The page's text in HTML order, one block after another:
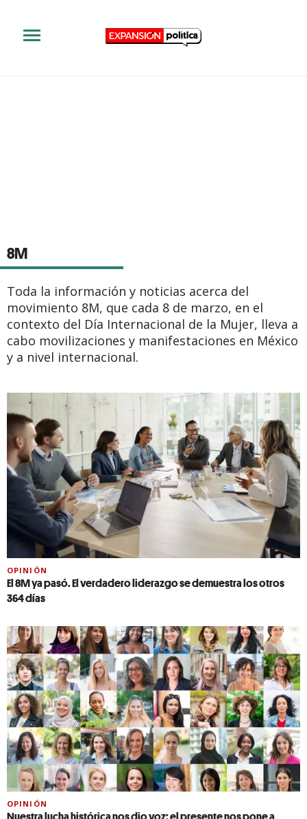
8M
Toda la información y noticias acerca del
movimiento 8M, que cada 8 de marzo, en el
contexto del Día Internacional de la Mujer, lleva a
cabo movilizaciones y manifestaciones en México
y a nivel internacional.
OPINIÓN
El 8M ya pasó. El verdadero liderazgo se demuestra los otros
364 días
OPINIÓN